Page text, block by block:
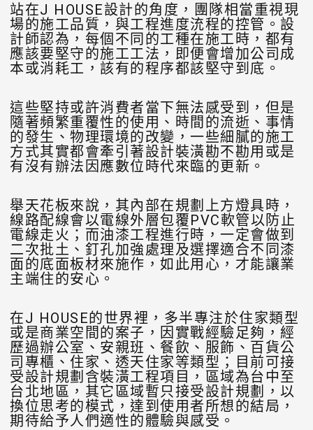
站在J HOUSE設計的角度，團隊相當重視現
場的施工品質，與工程進度㳘程的控管。設
計師認為，每個不同的工種在施工時，都有
應該要堅守的施工工法，即便會增加公司成
本或消耗工，該有的程序都該堅守到底。
這些堅持或許消費者當下無法感受到，但是
隨著頻繁重覆性的使用、時間的流逝、事情
的發生、物理環境的改變，一些細膩的施工
方式其實都會牽引著設計裝潢勘不勘用或是
有沒有辦法因應數位時代來臨的更新。
舉天花板來說，其內部在規劃上方燈具時，
線路配線會以電線外層包覆PVC軟管以防止
電線走火；而油漆工程進行時，一定會做到
二次批土、釘孔加強處理及選擇適合不同漆
面的底面板材來施作，如此用心，才能讓業
主端住的安心。
在J HOUSE的世界裡，多半專注於住家類型
或是商業空間的案子，因實戰經驗足夠，經
歷過辦公室、安親班、餐飲、服飾、百貨公
司專櫃、住家、透天住家等類型；目前可接
受設計規劃含裝潢工程項目，區域為台中至
台北地區，其它區域暫只接受設計規劃，以
換位思考的模式，達到使用者所想的結局，
期待給予人們適性的體驗與感受。